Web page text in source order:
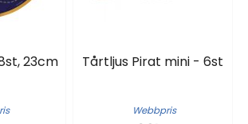
23cm Tårtljus Pirat mini - 6st
Webbpris